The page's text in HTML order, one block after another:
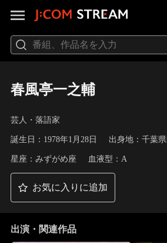
春風亭一之輔
芸人・落語家
誕生日：1978年1月28日 出身地：千葉
星座：みずがめ座 血液型：A
お気に入りに追加
出演・関連作品